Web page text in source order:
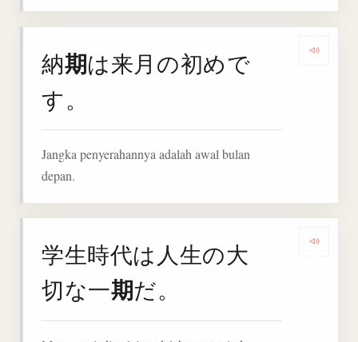
納期は来月の初めで
す。
Jangka penyerahannya adalah awal bulan
depan.
学生時代は人生の大
切な一期だ。